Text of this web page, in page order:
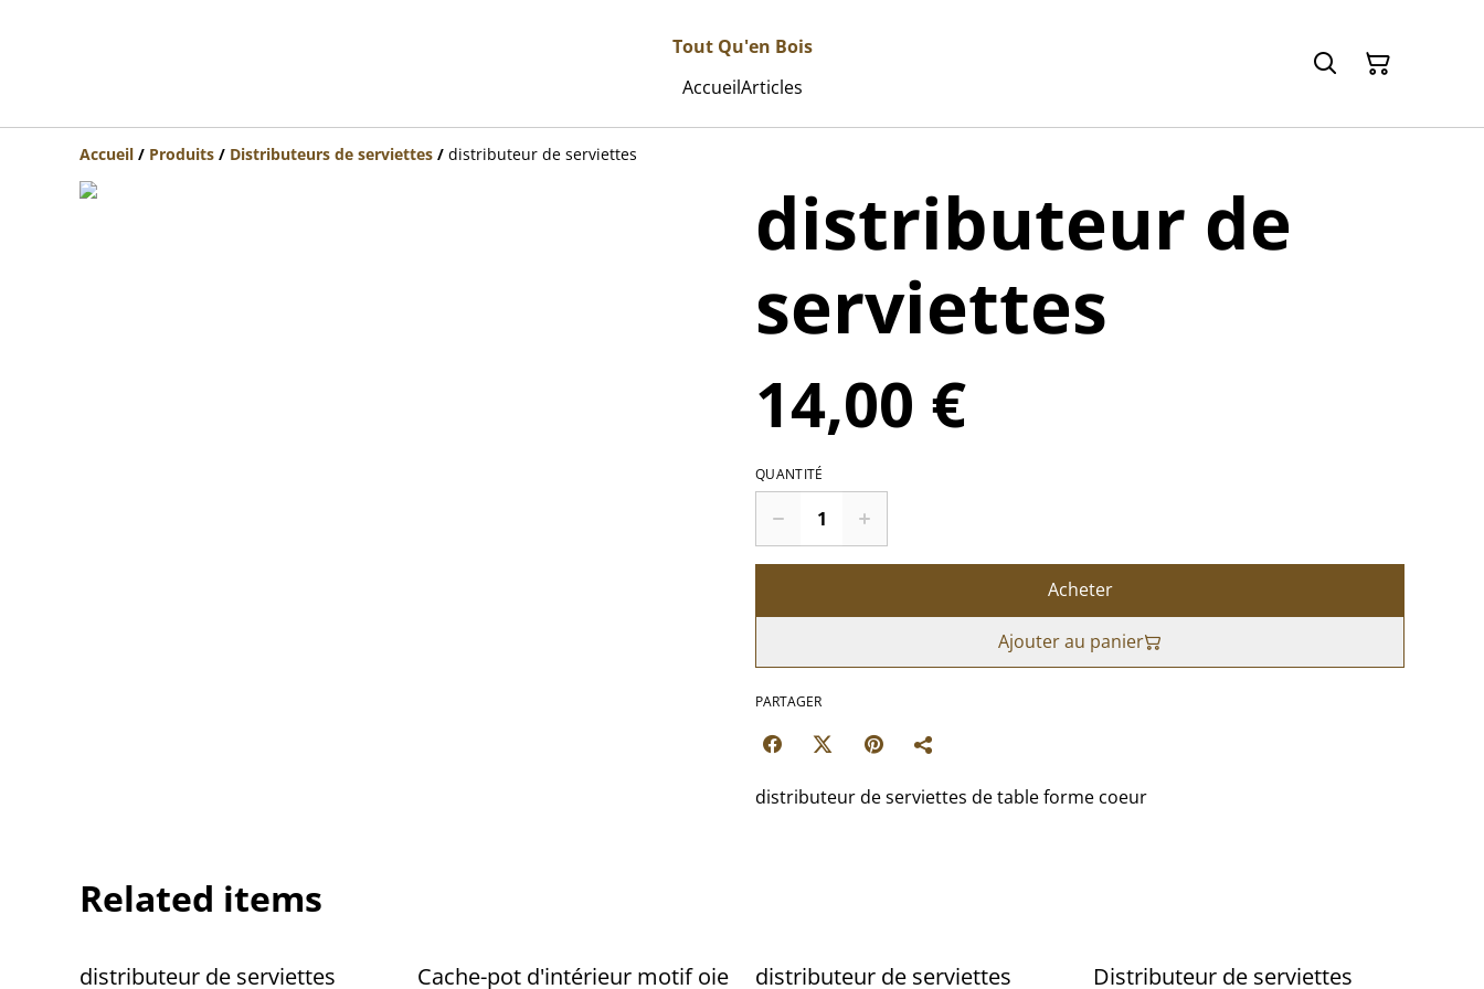
Tout Qu'en Bois
AccueilArticles
Accueil / Produits / Distributeurs de serviettes / distributeur de serviettes
distributeur de
serviettes
14,00 €
QUANTITÉ
Acheter
Ajouter au panier
PARTAGER
distributeur de serviettes de table forme coeur
Related items
distributeur de serviettes Cache-pot d'intérieur motif oie distributeur de serviettes Distributeur de serviettes